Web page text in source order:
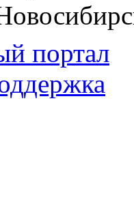
портал